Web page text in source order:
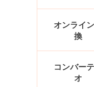
オンライ
換
コンバー
オ